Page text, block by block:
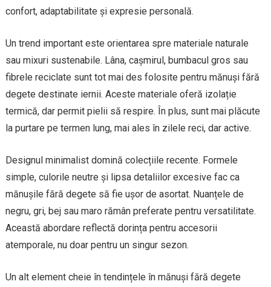
confort, adaptabilitate și expresie personală.
Un trend important este orientarea spre materiale naturale
sau mixuri sustenabile. Lâna, cașmirul, bumbacul gros sau
fibrele reciclate sunt tot mai des folosite pentru mănuși fără
degete destinate iernii. Aceste materiale oferă izolație
termică, dar permit pielii să respire. În plus, sunt mai plăcute
la purtare pe termen lung, mai ales în zilele reci, dar active.
Designul minimalist domină colecțiile recente. Formele
simple, culorile neutre și lipsa detaliilor excesive fac ca
mănușile fără degete să fie ușor de asortat. Nuanțele de
negru, gri, bej sau maro rămân preferate pentru versatilitate.
Această abordare reflectă dorința pentru accesorii
atemporale, nu doar pentru un singur sezon.
Un alt element cheie în tendințele în mănuși fără degete